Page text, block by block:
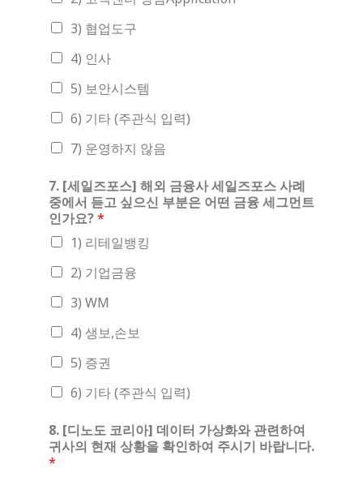
3) 협업도구
4) 인사
5) 보안시스템
6) 기타 (주관식 입력)
7) 운영하지 않음
7. [세일즈포스] 해외 금융사 세일즈포스 사례
중에서 듣고 싶으신 부분은 어떤 금융 세그먼트
인가요?*
1) 리테일뱅킹
2) 기업금융
3) WM
4) 생보,손보
5) 증권
6) 기타 (주관식 입력)
8. [디노도 코리아] 데이터 가상화와 관련하여
귀사의 현재 상황을 확인하여 주시기 바랍니다.
*